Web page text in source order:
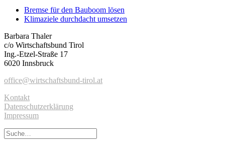
Bremse für den Bauboom lösen
Klimaziele durchdacht umsetzen
Barbara Thaler
c/o Wirtschaftsbund Tirol
Ing.-Etzel-Straße 17
6020 Innsbruck
office@wirtschaftsbund-tirol.at
Kontakt
Datenschutzerklärung
Impressum